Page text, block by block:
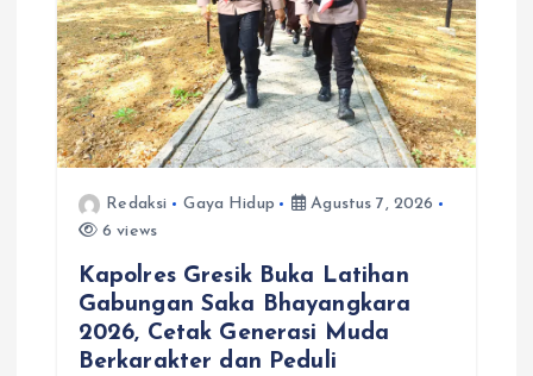
Redaksi Gaya Hidup
Agustus 7, 2026
6 views
Kapolres Gresik Buka Latihan
Gabungan Saka Bhayangkara
2026, Cetak Generasi Muda
Berkarakter dan Peduli